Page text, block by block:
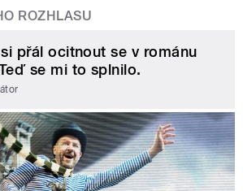
ROZHLASU
přál ocitnout se v románu
se mi to splnilo.